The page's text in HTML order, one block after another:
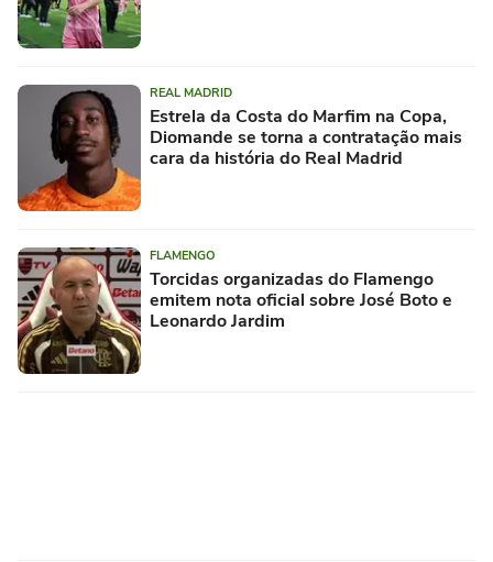
REAL MADRID
Estrela da Costa do Marfim na Copa,
Diomande se torna a contratação mais
cara da história do Real Madrid
FLAMENGO
Torcidas organizadas do Flamengo
emitem nota oficial sobre José Boto e
Leonardo Jardim